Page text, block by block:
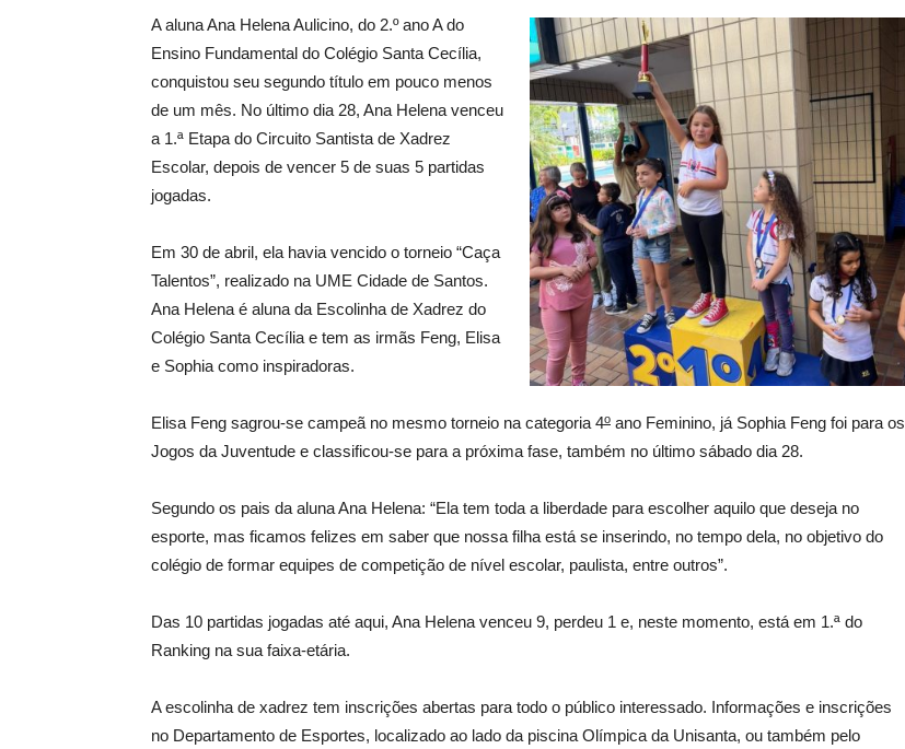
A aluna Ana Helena Aulicino, do 2.º ano A do
Ensino Fundamental do Colégio Santa Cecília,
conquistou seu segundo título em pouco menos
de um mês. No último dia 28, Ana Helena venceu
a 1.ª Etapa do Circuito Santista de Xadrez
Escolar, depois de vencer 5 de suas 5 partidas
jogadas.
Em 30 de abril, ela havia vencido o torneio “Caça
Talentos”, realizado na UME Cidade de Santos.
Ana Helena é aluna da Escolinha de Xadrez do
Colégio Santa Cecília e tem as irmãs Feng, Elisa
e Sophia como inspiradoras.
Elisa Feng sagrou-se campeã no mesmo torneio na categoria 4o ano Feminino, já Sophia Feng foi para os
Jogos da Juventude e classificou-se para a próxima fase, também no último sábado dia 28.
Segundo os pais da aluna Ana Helena: “Ela tem toda a liberdade para escolher aquilo que deseja no
esporte, mas ficamos felizes em saber que nossa filha está se inserindo, no tempo dela, no objetivo do
colégio de formar equipes de competição de nível escolar, paulista, entre outros”.
Das 10 partidas jogadas até aqui, Ana Helena venceu 9, perdeu 1 e, neste momento, está em 1.ª do
Ranking na sua faixa-etária.
A escolinha de xadrez tem inscrições abertas para todo o público interessado. Informações e inscrições
no Departamento de Esportes, localizado ao lado da piscina Olímpica da Unisanta, ou também pelo